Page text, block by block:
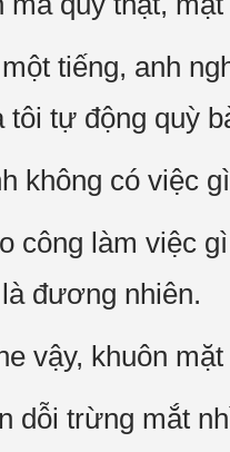
tiếng, anh
tôi tự động quỳ
không có việc
công làm việc
đương nhiên.
vậy, khuôn
dỗi trừng mắt